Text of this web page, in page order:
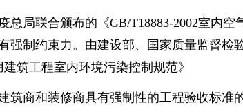
联合颁布的《GB/T18883-2002室内空
强制约束力。由建设部、国家质量监督检
筑工程室内环境污染控制规范》
商和装修商具有强制性的工程验收标准